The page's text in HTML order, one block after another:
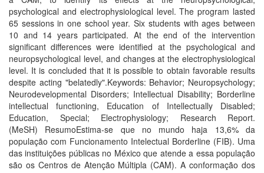
psychological and electrophysiological level. The program lasted
65 sessions in one school year. Six students with ages between
10 and 14 years participated. At the end of the intervention
significant differences were identified at the psychological and
neuropsychological level, and changes at the electrophysiological
level. It is concluded that it is possible to obtain favorable results
despite acting "belatedly".Keywords: Behavior; Neuropsychology;
Neurodevelopmental Disorders; Intellectual Disability; Borderline
intellectual functioning, Education of Intellectually Disabled;
Education, Special; Electrophysiology; Research Report.
(MeSH) ResumoEstima-se que no mundo haja 13,6% da
população com Funcionamento Intelectual Borderline (FIB). Uma
das instituições públicas no México que atende a essa população
são os Centros de Atenção Múltipla (CAM). A conformação dos